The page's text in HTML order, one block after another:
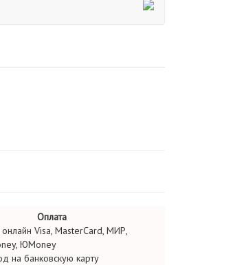
Оплата
Visa, MasterCard, МИР,
ЮMoney
на банковскую карту